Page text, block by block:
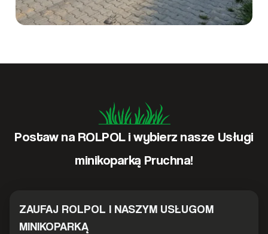
Postaw na ROLPOL i wybierz nasze Usługi
minikoparką Pruchna!
ZAUFAJ ROLPOL I NASZYM USŁUGOM
MINIKOPARKĄ